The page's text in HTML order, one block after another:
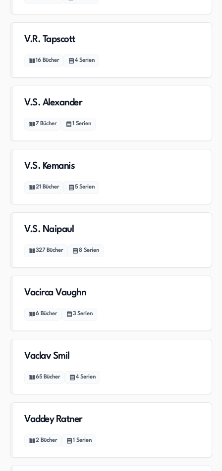
V.R. Tapscott
16 Bücher 4 Serien
V.S. Alexander
7 Bücher 1 Serien
V.S. Kemanis
21 Bücher 5 Serien
V.S. Naipaul
327 Bücher 8 Serien
Vacirca Vaughn
6 Bücher 3 Serien
Vaclav Smil
65 Bücher 4 Serien
Vaddey Ratner
2 Bücher 1 Serien